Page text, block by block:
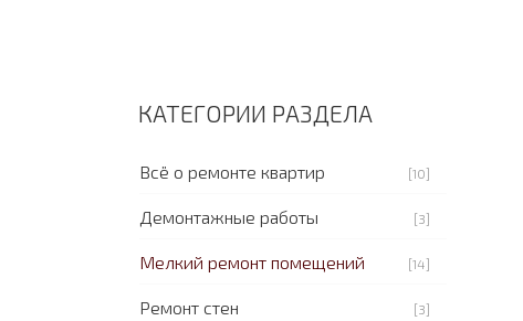
КАТЕГОРИИ РАЗДЕЛА
Всё о ремонте квартир [10]
Демонтажные работы [3]
Мелкий ремонт помещений [14]
Ремонт стен [3]